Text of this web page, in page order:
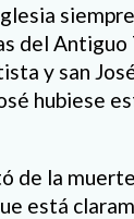
del Antiguo
y san
hubiese
de la
está